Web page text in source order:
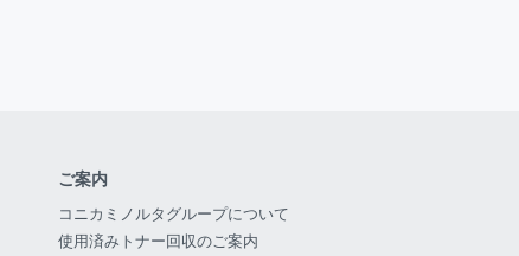
ご案内
コニカミノルタグループについて
使用済みトナー回収のご案内